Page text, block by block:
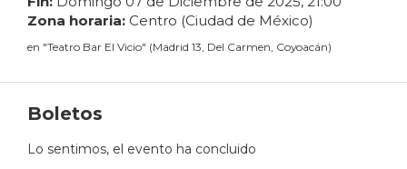
Zona horaria: Centro (Ciudad de México)
en "Teatro Bar El Vicio" (Madrid 13, Del Carmen, Coyoacán)
Boletos
Lo sentimos, el evento ha concluido